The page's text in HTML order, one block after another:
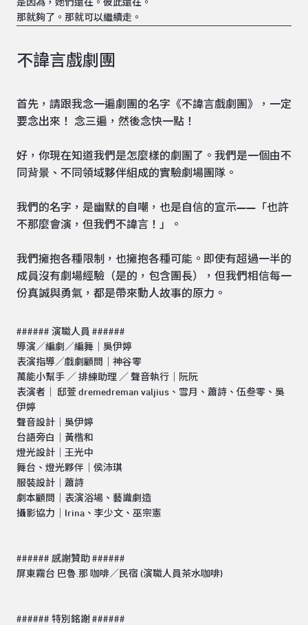
是因為，她們還在。彼此還在。
那就夠了。那就可以繼續走。
不諱言戲劇團
首先，請跟我念一遍劇團的名字《不諱言戲劇團》，一定
要念出來！ 念三遍，然後念快一點！
好，你現在知道我們是怎麼樣的劇團了。我們是一個由不
同背景、不同領域夥伴組成的實驗劇場團隊。
我們的名字，是幽默的自嘲，也是自信的宣示——「也許
不那麼會演，但我們不諱言！」。
我們擁抱各種限制，也擁抱各種可能。即使有超過一半的
成員沒有劇場經驗（是的，包含團長），但我們相信每一
份真誠與勇氣，都是帶來動人故事的原力。
###### 演職人員 ######
導演／編劇／編舞｜吳伊婷
表演指導／戲劇顧問｜神谷零
萬能小幫手 ／ 排練助理 ／ 聲音執行｜阮阮
表演者｜ 邸萱 dremedreman valjius、雪月、蕭詩、伍叁零、吳
伊婷
聲音設計｜吳伊婷
台語旁白｜黃楷和
燈光設計｜王光中
舞台、燈光夥伴｜侯沛琪
服裝設計｜蕭詩
劇本顧問｜表演浴場、藝識劇造
攝影協力｜Irina、李少文、巫宗憲
###### 感謝贊助 ######
屏東霧台 巴魯.那 咖啡／民宿 (演職人員茶水咖啡)
###### 特別銘謝 ######